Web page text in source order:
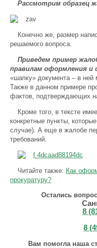
Рассмотрим образец
Конечно же, размер
решаемого вопроса.
Приведем пример
правилам оформления и
«шапку» документа – в
Также в данном примере
фактов, подтверждающих
Кроме того, в тексте
конкретные пункты,
случае). А еще в жалобе
требований.
Читайте также: Как
прокуратуру?
Остались
8
8
Вам помогла наша